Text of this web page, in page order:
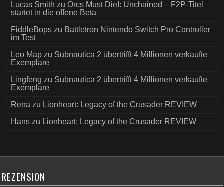
Lucas Smith zu Orcs Must Die!: Unchained – F2P-Titel
startet in die offene Beta
FiddleBops zu Battletron Nintendo Switch Pro Controller
im Test
Leo Map zu Subnautica 2 übertrifft 4 Millionen verkaufte
Exemplare
Lingfeng zu Subnautica 2 übertrifft 4 Millionen verkaufte
Exemplare
Rena zu Lionheart: Legacy of the Crusader REVIEW
Hans zu Lionheart: Legacy of the Crusader REVIEW
REZENSION